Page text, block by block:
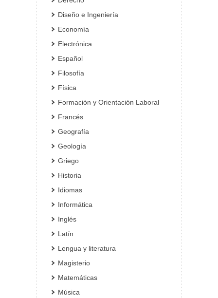
Diseño e Ingeniería
Economía
Electrónica
Español
Filosofía
Física
Formación y Orientación Laboral
Francés
Geografía
Geología
Griego
Historia
Idiomas
Informática
Inglés
Latín
Lengua y literatura
Magisterio
Matemáticas
Música